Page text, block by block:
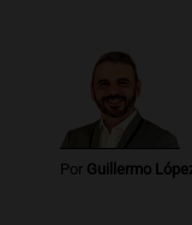
Audio.
contra el
para poder
Por Guillermo